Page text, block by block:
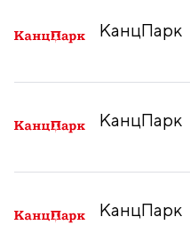
КанцПарк
КанцПарк
КанцПарк